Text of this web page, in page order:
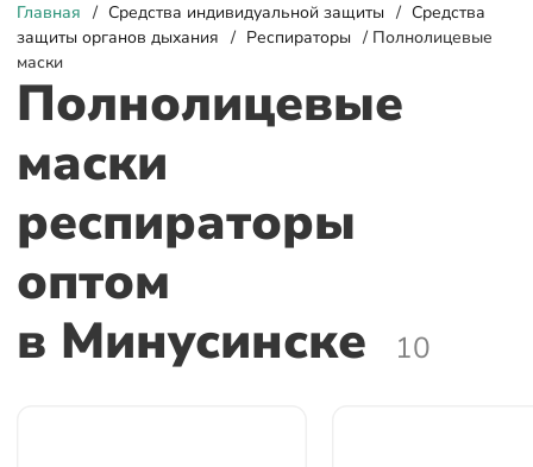
Главная / Средства индивидуальной защиты / Средства
защиты органов дыхания / Респираторы / Полнолицевые
маски
Полнолицевые
маски
респираторы
оптом
в Минусинске
10